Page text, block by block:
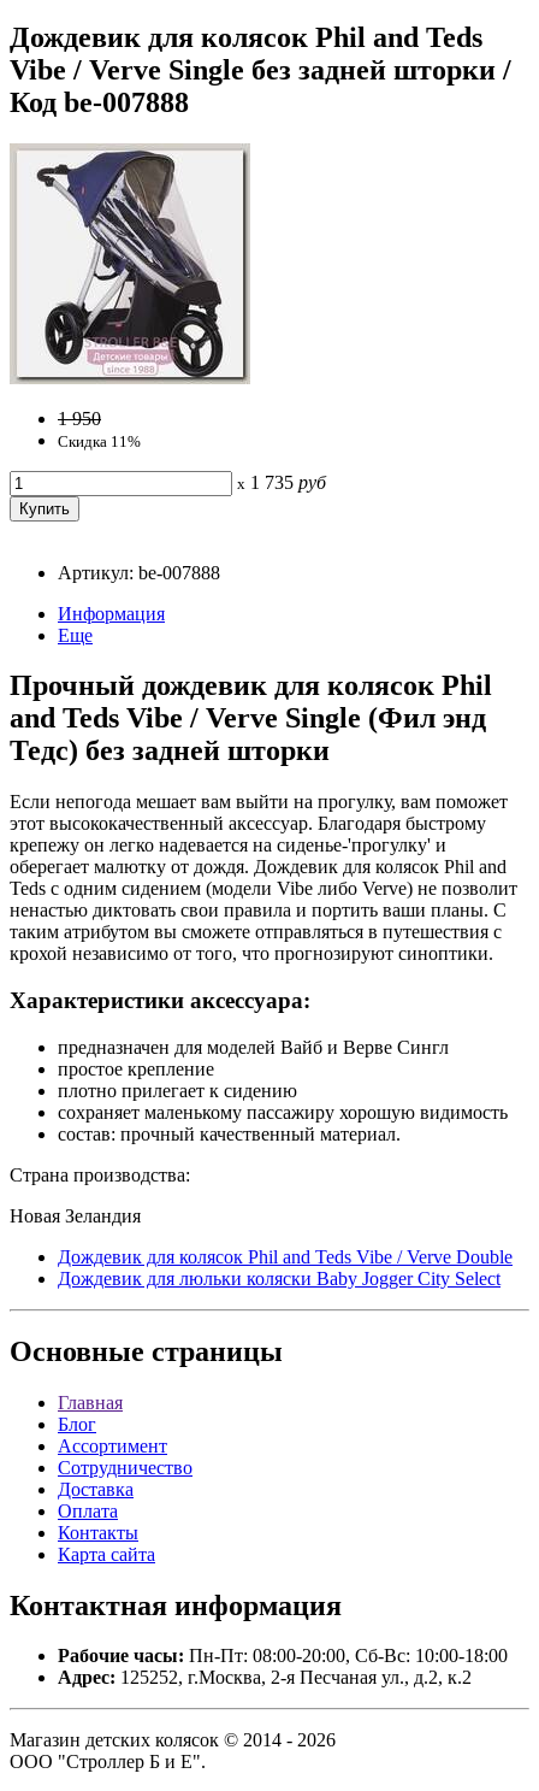
Дождевик для колясок Phil and Teds
Vibe / Verve Single без задней шторки /
Код be-007888
1 950
Скидка 11%
x 1 735 руб
Артикул: be-007888
Информация
Еще
Прочный дождевик для колясок Phil
and Teds Vibe / Verve Single (Фил энд
Тедс) без задней шторки
Если непогода мешает вам выйти на прогулку, вам поможет
этот высококачественный аксессуар. Благодаря быстрому
крепежу он легко надевается на сиденье-'прогулку' и
оберегает малютку от дождя. Дождевик для колясок Phil and
Teds с одним сидением (модели Vibe либо Verve) не позволит
ненастью диктовать свои правила и портить ваши планы. С
таким атрибутом вы сможете отправляться в путешествия с
крохой независимо от того, что прогнозируют синоптики.
Характеристики аксессуара:
предназначен для моделей Вайб и Верве Сингл
простое крепление
плотно прилегает к сидению
сохраняет маленькому пассажиру хорошую видимость
состав: прочный качественный материал.
Страна производства:
Новая Зеландия
Дождевик для колясок Phil and Teds Vibe / Verve Double
Дождевик для люльки коляски Baby Jogger City Select
Основные страницы
Главная
Блог
Ассортимент
Сотрудничество
Доставка
Оплата
Контакты
Карта сайта
Контактная информация
Рабочие часы: Пн-Пт: 08:00-20:00, Сб-Вс: 10:00-18:00
Адрес: 125252, г.Москва, 2-я Песчаная ул., д.2, к.2
Магазин детских колясок © 2014 - 2026
ООО "Строллер Б и Е".